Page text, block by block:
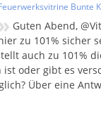
Bunte
» Guten Abend,
zu 101% sicher
auch zu 101%
oder gibt es
Über eine